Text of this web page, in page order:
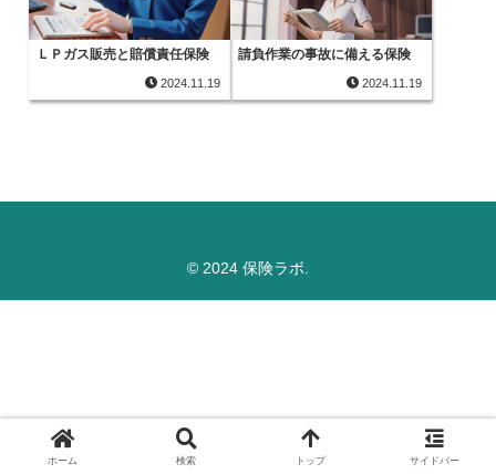
ＬＰガス販売と賠償責任保険
2024.11.19
請負作業の事故に備える保険
2024.11.19
© 2024 保険ラボ.
ホーム 検索 トップ サイドバー